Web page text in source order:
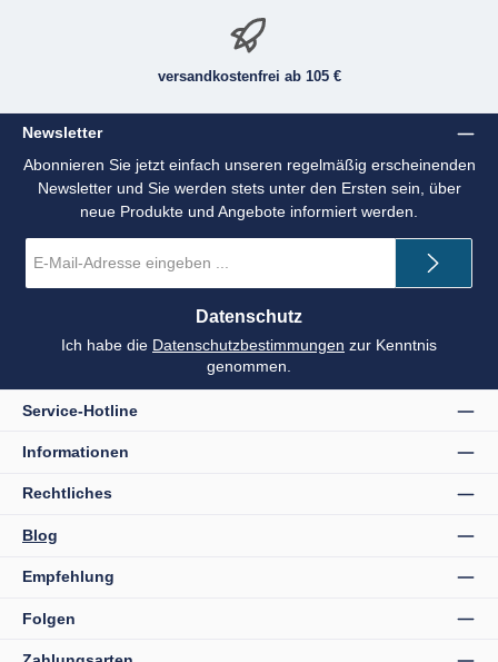
versandkostenfrei ab 105 €
Newsletter
Abonnieren Sie jetzt einfach unseren regelmäßig erscheinenden
Newsletter und Sie werden stets unter den Ersten sein, über
neue Produkte und Angebote informiert werden.
Mail-
*
Datenschutz
Ich habe die Datenschutzbestimmungen zur Kenntnis
genommen.
Service-Hotline
Informationen
Rechtliches
Blog
Empfehlung
Folgen